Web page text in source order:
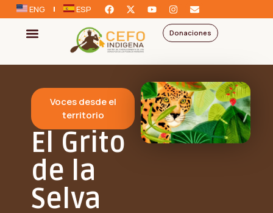
ENG ESP
Donaciones
Voces desde el
territorio
El Grito
de la
Selva